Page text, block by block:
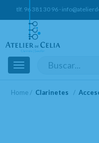
tlf. 96 381 30 96 ·
Toggle
navigation
Home Clarinetes